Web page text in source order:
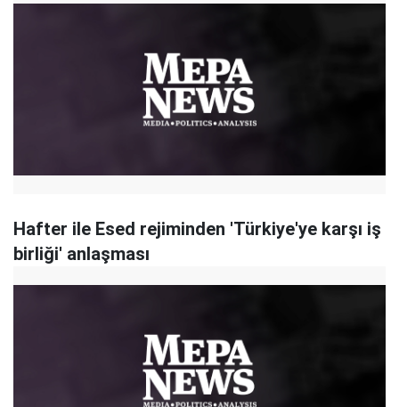
Hafter ile Esed rejiminden 'Türkiye'ye karşı iş
birliği' anlaşması